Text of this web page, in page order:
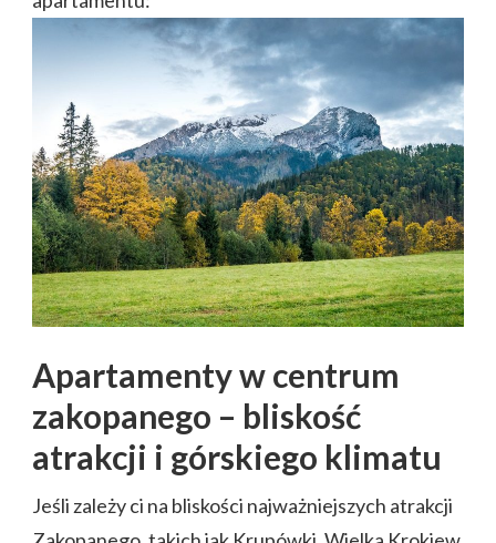
Apartamenty w centrum
zakopanego – bliskość
atrakcji i górskiego klimatu
Jeśli zależy ci na bliskości najważniejszych atrakcji